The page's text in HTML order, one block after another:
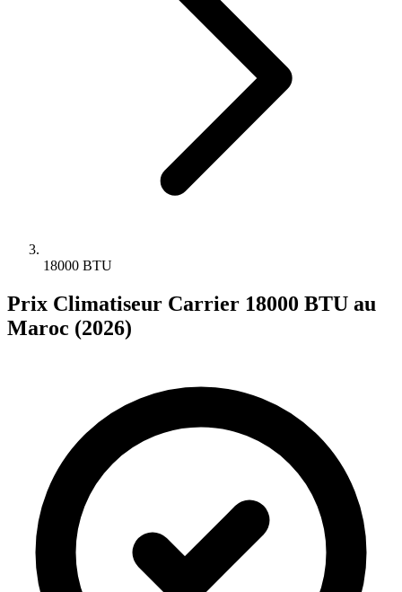
18000 BTU
Prix Climatiseur Carrier 18000 BTU au
Maroc (2026)